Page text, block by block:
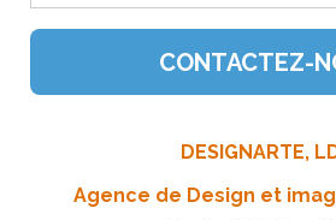
DESIGNARTE,
Agence de Design et